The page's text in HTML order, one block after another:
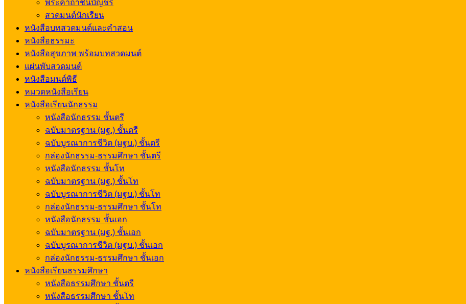
พระคาถาชินบัญชร
สวดมนต์นักเรียน
หนังสือบทสวดมนต์และคำสอน
หนังสือธรรมะ
หนังสือสุขภาพ พร้อมบทสวดมนต์
แผ่นพับสวดมนต์
หนังสือมนต์พิธี
หมวดหนังสือเรียน
หนังสือเรียนนักธรรม
หนังสือนักธรรม ชั้นตรี
ฉบับมาตรฐาน (มฐ.) ชั้นตรี
ฉบับบูรณาการชีวิต (มฐบ.) ชั้นตรี
กล่องนักธรรม-ธรรมศึกษา ชั้นตรี
หนังสือนักธรรม ชั้นโท
ฉบับมาตรฐาน (มฐ.) ชั้นโท
ฉบับบูรณาการชีวิต (มฐบ.) ชั้นโท
กล่องนักธรรม-ธรรมศึกษา ชั้นโท
หนังสือนักธรรม ชั้นเอก
ฉบับมาตรฐาน (มฐ.) ชั้นเอก
ฉบับบูรณาการชีวิต (มฐบ.) ชั้นเอก
กล่องนักธรรม-ธรรมศึกษา ชั้นเอก
หนังสือเรียนธรรมศึกษา
หนังสือธรรมศึกษา ชั้นตรี
หนังสือธรรมศึกษา ชั้นโท